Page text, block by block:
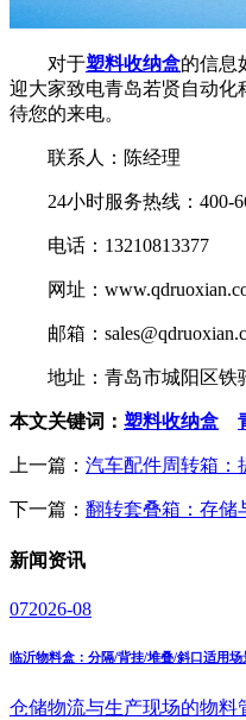
对于塑料收纳盒的信息
迎大家致电青岛若贤自动化
待您的来电。
联系人：陈经理
24小时服务热线：400-
电话：13210813377
网址：
邮箱：
地址：青岛市城阳区铁
本文关键词： 塑料收纳盒
上一篇： 汽车配件周转箱：
下一篇： 翻转套叠箱：存储
新闻资讯
072026-08
临沂物料盒：分隔/背挂/堆叠/斜口适用场
仓储物流与生产现场的物